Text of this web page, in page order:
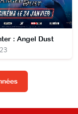
: Angel Dust